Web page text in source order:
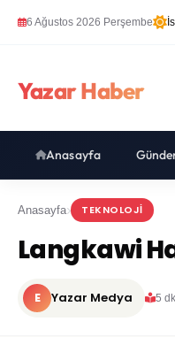
6 Ağustos 2026 Perşembe
Yazar Haber
Anasayfa
Anasayfa TEKNOLOJI
Langkawi
E Yazar Medya 5